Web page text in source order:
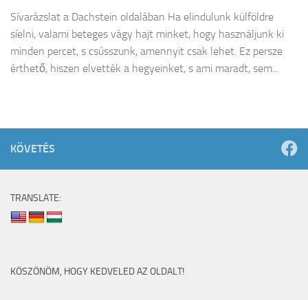
Sívarázslat a Dachstein oldalában Ha elindulunk külföldre
síelni, valami beteges vágy hajt minket, hogy használjunk ki
minden percet, s csússzunk, amennyit csak lehet. Ez persze
érthető, hiszen elvették a hegyeinket, s ami maradt, sem...
KÖVETÉS
TRANSLATE:
KÖSZÖNÖM, HOGY KEDVELED AZ OLDALT!